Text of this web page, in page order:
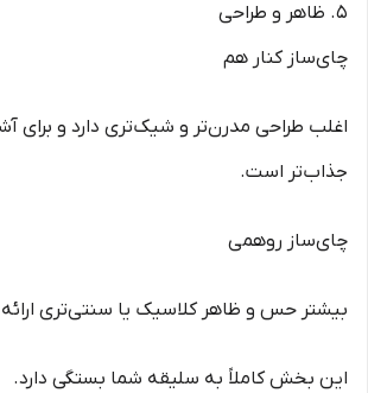
5. ظاهر و طراحی
چای‌ساز کنار هم
اغلب طراحی مدرن‌تر و شیک‌تری دارد و برای
جذاب‌تر است.
چای‌ساز روهمی
بیشتر حس و ظاهر کلاسیک یا سنتی‌تری
این بخش کاملاً به سلیقه شما بستگی دارد.